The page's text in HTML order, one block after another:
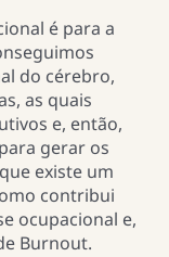
é para a
do cérebro,
as quais
e, então,
gerar os
existe um
contribui
ocupacional e,
Burnout.